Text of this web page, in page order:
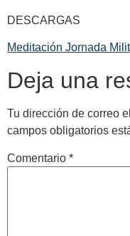
DESCARGAS
Meditación Jornada
Deja una
Tu dirección de correo
campos obligatorios
Comentario *